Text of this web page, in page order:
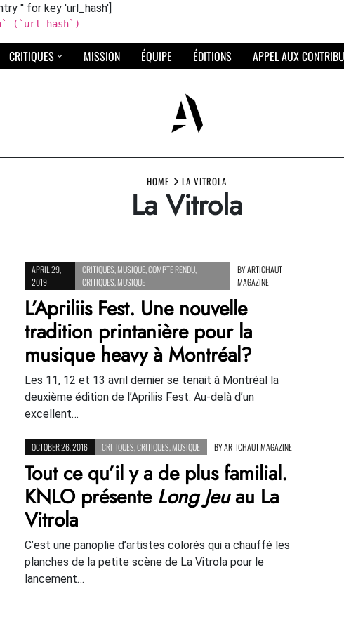
'' for key 'url_hash']
(`url_hash`)
CRITIQUES MISSION ÉQUIPE ÉDITIONS APPEL AUX
HOME LA VITROLA
La Vitrola
APRIL 29,
2019
CRITIQUES MUSIQUE ,COMPTE RENDU
CRITIQUES MUSIQUE
BYARTICHAUT
MAGAZINE
L’Apriliis Fest. Une nouvelle
tradition printanière pour la
musique heavy à Montréal?
Les 11, 12 et 13 avril dernier se tenait à Montréal la
deuxième édition de l’Apriliis Fest. Au-delà d’un
excellent…
OCTOBER 26, 2016 CRITIQUES ,CRITIQUES MUSIQUE BYARTICHAUT MAGAZINE
Tout ce qu’il y a de plus familial.
KNLO présente Long Jeuau La
Vitrola
C’est une panoplie d’artistes colorés qui a chauffé les
planches de la petite scène de La Vitrola pour le
lancement…